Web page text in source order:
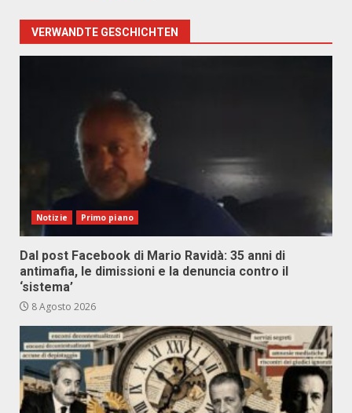
VERWANDTE GESCHICHTEN
Notizie Primo piano
Dal post Facebook di Mario Ravidà: 35 anni di
antimafia, le dimissioni e la denuncia contro il
‘sistema’
8 Agosto 2026